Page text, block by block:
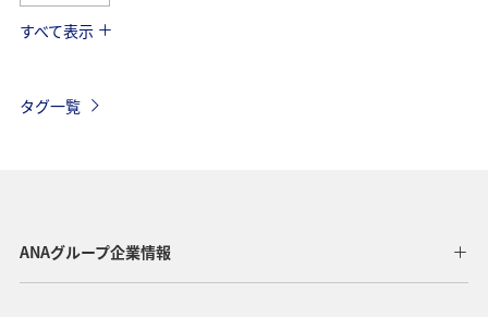
趣味
タイ アメリカ 沖縄県 温泉 九州地方
すべて表示
タグ一覧
ANAグループ企業情報